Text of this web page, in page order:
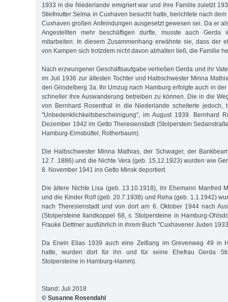
1933 in die Niederlande emigriert war und ihre Familie zuletzt
Stiefmutter Selma in Cuxhaven besucht hatte, berichtete nach
Cuxhaven großen Anfeindungen ausgesetzt gewesen sei. Da er
Angestellten mehr beschäftigen durfte, musste auch Gerda
mitarbeiten. In diesem Zusammenhang erwähnte sie, dass der
von Kampen sich trotzdem nicht davon abhalten ließ, die Familie
Nach erzwungener Geschäftsaufgabe verließen Gerda und ihr
im Juli 1936 zur ältesten Tochter und Halbschwester Minna
den Grindelberg 3a. Ihr Umzug nach Hamburg erfolgte auch in
schneller ihre Auswanderung betreiben zu können. Die in die
von Bernhard Rosenthal in die Niederlande scheiterte jedoch,
"Unbedenklichkeitsbescheinigung", im August 1939. Bernhard
Dezember 1942 im Getto Theresienstadt (Stolperstein
Hamburg-Eimsbüttel, Rotherbaum).
Die Halbschwester Minna Mathias, der Schwager, der
12.7. 1886) und die Nichte Vera (geb. 15.12.1923) wurden wie
8. November 1941 ins Getto Minsk deportiert.
Die ältere Nichte Lisa (geb. 13.10.1918), ihr Ehemann Manfred
und die Kinder Rolf (geb. 20.7.1938) und Reha (geb. 1.1.1942)
nach Theresienstadt und von dort am 6. Oktober 1944 nach
(Stolpersteine Ilandkoppel 68, s. Stolpersteine in Hamburg-
Frauke Dettmer ausführlich in ihrem Buch "Cuxhavener Juden
Da Erwin Elias 1939 auch eine Zeitlang im Grevenweg 49 in
hatte, wurden dort für ihn und für seine Ehefrau Gerda
Stolpersteine in Hamburg-Hamm).
Stand: Juli 2018
© Susanne Rosendahl